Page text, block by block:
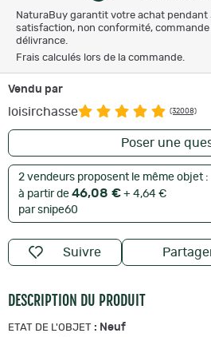
NaturaBuy garantit votre achat pendant
satisfaction, non conformité, commande
délivrance.
Frais calculés lors de la commande.
Vendu par
loisirchasse (32008)
Poser une
2 vendeurs proposent le même objet :
à partir de 46,08 € + 4,64 €
par snipe60
Suivre
DESCRIPTION DU PRODUIT
ETAT DE L'OBJET : Neuf